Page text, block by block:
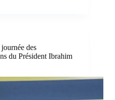
des
du Président Ibrahim